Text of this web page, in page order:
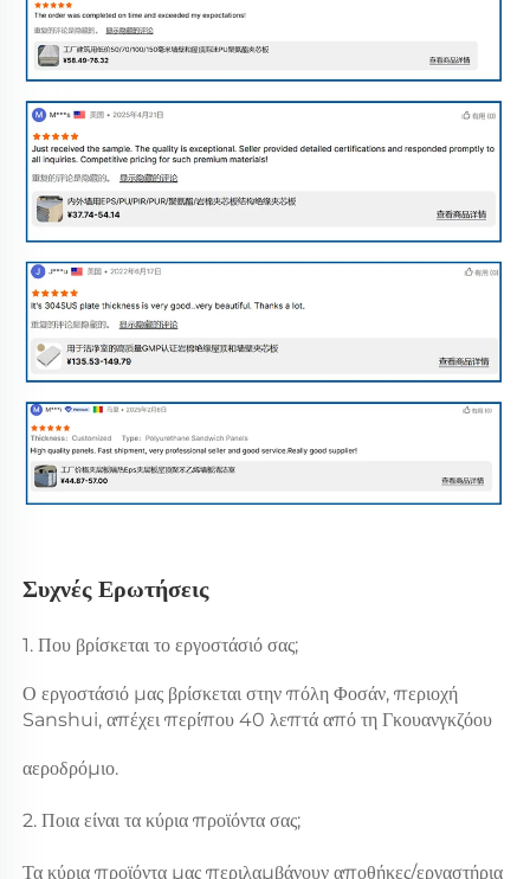
Συχνές Ερωτήσεις
1. Που βρίσκεται το εργοστάσιό σας;
Ο εργοστάσιό μας βρίσκεται στην πόλη Φοσάν, περιοχή
Sanshui, απέχει περίπου 40 λεπτά από τη Γκουανγκζόου
αεροδρόμιο.
2. Ποια είναι τα κύρια προϊόντα σας;
Τα κύρια προϊόντα μας περιλαμβάνουν αποθήκες/εργαστήρια